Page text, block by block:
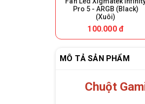
Pro 5 - ARGB (Black)
(Xuôi)
100.000 đ
MÔ TẢ SẢN PHẨM
Chuột